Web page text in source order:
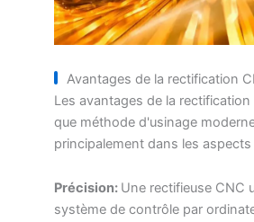
Avantages de la rectification
Les avantages de la
que méthode d'usinage
principalement dans les
Précision: Une rectifieuse CNC
système de contrôle par